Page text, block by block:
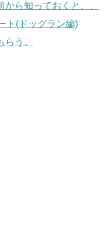
ら知っておくと、、
ト(ドッグラン編)
う。